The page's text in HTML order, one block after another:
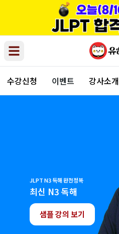
Open main menu
수강신청 이벤트 강사소개
JLPT N3 독해 완전정복
최신 N3 독해
샘플 강의 보기